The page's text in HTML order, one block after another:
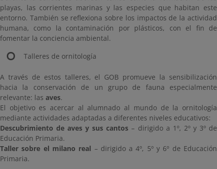
playas, las corrientes marinas y las especies que habitan este
entorno. También se reflexiona sobre los impactos de la actividad
humana, como la contaminación por plásticos, con el fin de
fomentar la conciencia ambiental.
Talleres de ornitología
A través de estos talleres, el GOB promueve la sensibilización
hacia la conservación de un grupo de fauna especialmente
relevante: las aves.
El objetivo es acercar al alumnado al mundo de la ornitología
mediante actividades adaptadas a diferentes niveles educativos:
Descubrimiento de aves y sus cantos – dirigido a 1º, 2º y 3º de
Educación Primaria.
Taller sobre el milano real – dirigido a 4º, 5º y 6º de Educación
Primaria.